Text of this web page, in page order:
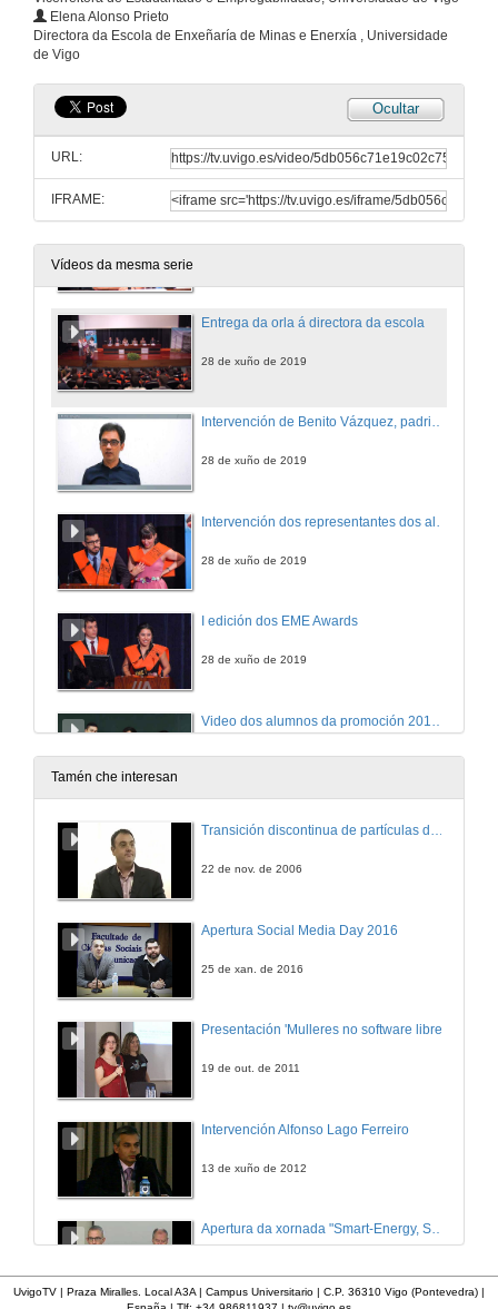
Elena Alonso Prieto
Directora da Escola de Enxeñaría de Minas e Enerxía , Universidade
de Vigo
Ocultar
URL:
IFRAME:
Vídeos da mesma serie
Compliance & systems manager en Viridor
Video promocional da Escola de Minas e Enerxía
28 de xuño de 2019
Intervención de Elena Alonso, directora da Escola de Enxeñaría de Minas e Enerxía
Entrega da orla á directora da escola
28 de xuño de 2019
Intervención de Benito Vázquez, padriño da promoción dos alumnos de grao
28 de xuño de 2019
28 de xuño de 2019
I edición dos EME Awards
28 de xuño de 2019
28 de xuño de 2019
Tamén che interesan
Transición discontinua de partículas de microgel termosensible
22 de nov. de 2006
Apertura Social Media Day 2016
25 de xan. de 2016
Presentación 'Mulleres no software libre'
19 de out. de 2011
Intervención Alfonso Lago Ferreiro
13 de xuño de 2012
Apertura da xornada "Smart-Energy, Smart-City"
UvigoTV | Praza Miralles. Local A3A | Campus Universitario | C.P. 36310 Vigo (Pontevedra) |